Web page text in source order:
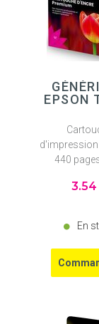
EPSON
440
3.54
En